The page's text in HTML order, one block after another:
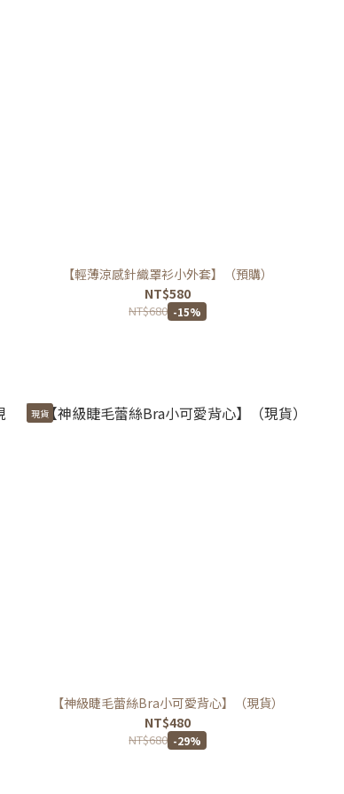
【輕薄涼感針織罩衫小外套】（預購）
NT$580
NT$680 -15%
現貨
【神級睫毛蕾絲Bra小可愛背心】（現貨）
NT$480
NT$680 -29%